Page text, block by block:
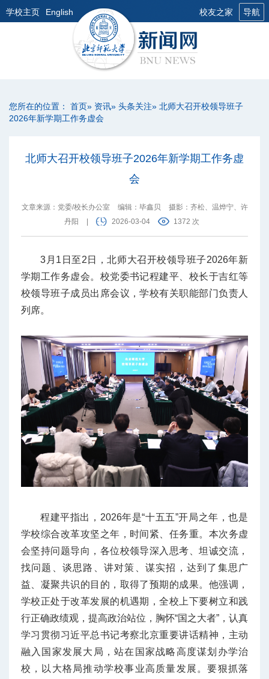
学校主页 English 校友之家 导航
您所在的位置： 首页» 资讯» 头条关注» 北师大召开校领导班子
2026年新学期工作务虚会
北师大召开校领导班子2026年新学期工作务虚
会
文章来源：党委/校长办公室 编辑：毕鑫贝
摄影：齐松、温烨宁、许
丹阳
2026-03-04 1372 次
3月1日至2日，北师大召开校领导班子2026年新
学期工作务虚会。校党委书记程建平、校长于吉红等
校领导班子成员出席会议，学校有关职能部门负责人
列席。
程建平指出，2026年是“十五五”开局之年，也是
学校综合改革攻坚之年，时间紧、任务重。本次务虚
会坚持问题导向，各位校领导深入思考、坦诚交流，
找问题、谈思路、讲对策、谋实招，达到了集思广
益、凝聚共识的目的，取得了预期的成果。他强调，
学校正处于改革发展的机遇期，全校上下要树立和践
行正确政绩观，提高政治站位，胸怀“国之大者”，认真
学习贯彻习近平总书记考察北京重要讲话精神，主动
融入国家发展大局，站在国家战略高度谋划办学治
校，以大格局推动学校事业高质量发展。要狠抓落